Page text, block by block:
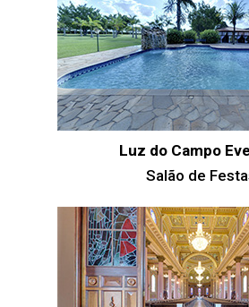
Luz do Campo
Salão de